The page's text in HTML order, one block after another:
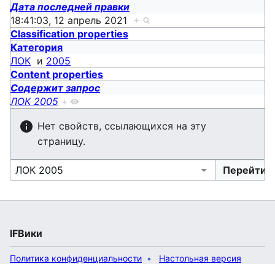
Дата последней правки
18:41:03, 12 апрель 2021 +
Classification properties
Категория
ЛОК и 2005
Content properties
Содержит запрос
ЛОК 2005 +
Нет свойств, ссылающихся на эту
страницу.
IFВики
Политика конфиденциальности Настольная версия